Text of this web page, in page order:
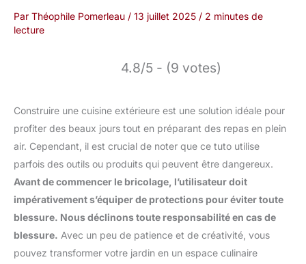
Par Théophile Pomerleau / 13 juillet 2025 / 2 minutes de
lecture
4.8/5 - (9 votes)
Construire une cuisine extérieure est une solution idéale pour
profiter des beaux jours tout en préparant des repas en plein
air. Cependant, il est crucial de noter que ce tuto utilise
parfois des outils ou produits qui peuvent être dangereux.
Avant de commencer le bricolage, l’utilisateur doit
impérativement s’équiper de protections pour éviter toute
blessure. Nous déclinons toute responsabilité en cas de
blessure. Avec un peu de patience et de créativité, vous
pouvez transformer votre jardin en un espace culinaire